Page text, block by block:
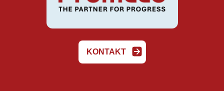
KONTAKT